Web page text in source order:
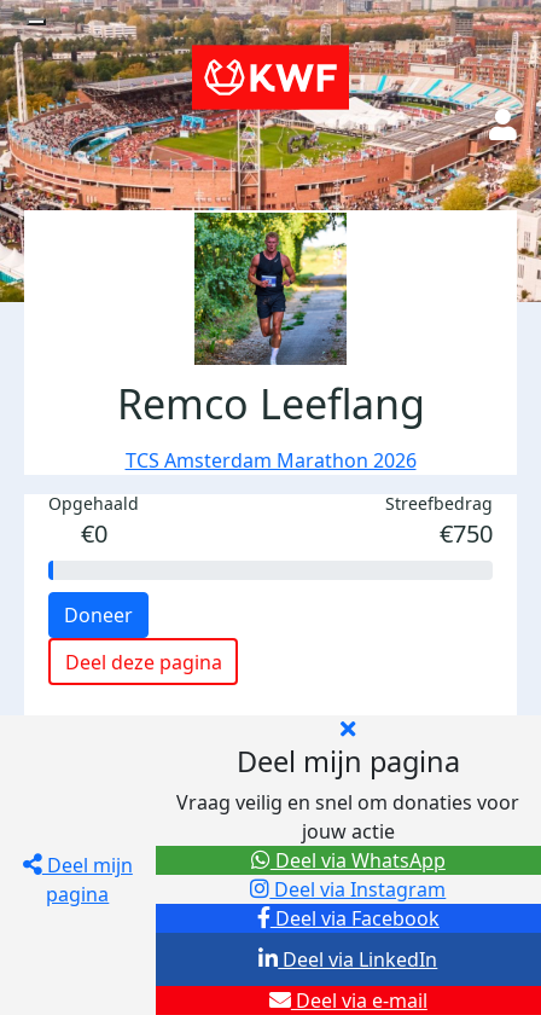
Remco Leeflang
TCS Amsterdam Marathon 2026
Opgehaald
€0
Streefbedrag
€750
Doneer
Deel deze pagina
Deel mijn
pagina
Deel mijn pagina
Vraag veilig en snel om donaties voor
jouw actie
Deel via Facebook
Deel via Instagram
Deel via e-mail
Deel via LinkedIn
Deel via WhatsApp